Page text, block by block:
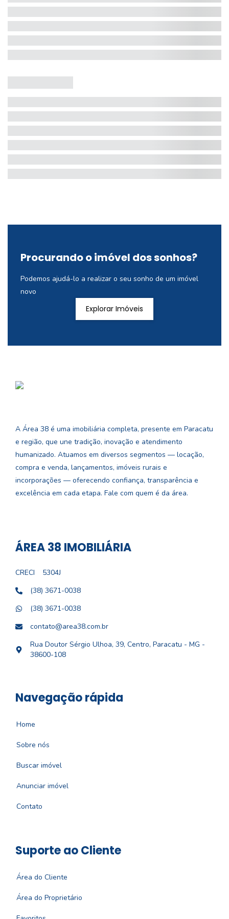
Procurando o imóvel dos sonhos?
Podemos ajudá-lo a realizar o seu sonho de um imóvel
novo
Explorar Imóveis
A Área 38 é uma imobiliária completa, presente em Paracatu
e região, que une tradição, inovação e atendimento
humanizado. Atuamos em diversos segmentos — locação,
compra e venda, lançamentos, imóveis rurais e
incorporações — oferecendo confiança, transparência e
excelência em cada etapa. Fale com quem é da área.
ÁREA 38 IMOBILIÁRIA
CRECI
5304J
(38) 3671-0038
(38) 3671-0038
contato@area38.com.br
Rua Doutor Sérgio Ulhoa, 39, Centro, Paracatu - MG -
38600-108
Navegação rápida
Home
Sobre nós
Buscar imóvel
Anunciar imóvel
Contato
Suporte ao Cliente
Área do Cliente
Área do Proprietário